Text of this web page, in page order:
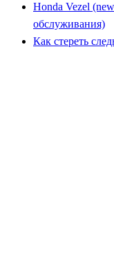
Honda Vezel
обслуживания)
Как стереть